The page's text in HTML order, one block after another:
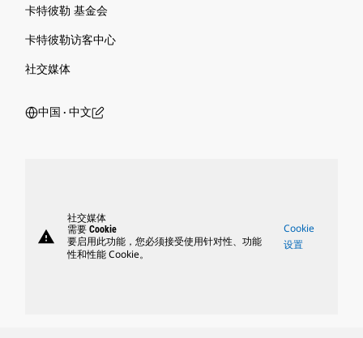
卡特彼勒 基金会
卡特彼勒访客中心
社交媒体
中国 ‧ 中文
warning
社交媒体
需要 Cookie
要启用此功能，您必须接受使用针对性、功能
性和性能 Cookie。
Cookie
设置